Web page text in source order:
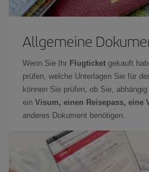
Allgemeine
Wenn Sie Ihr Flugticket gekauft
prüfen, welche Unterlagen Sie für
können Sie prüfen, ob Sie,
ein Visum, einen Reisepass, eine
anderes Dokument benötigen.